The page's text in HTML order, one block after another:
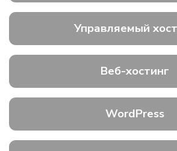
Управляемый
Веб-хостинг
WordPress